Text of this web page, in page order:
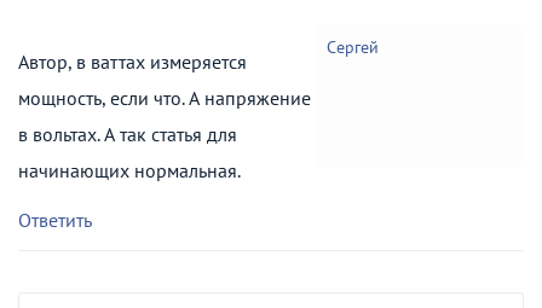
Сергей
Автор, в ваттах измеряется
мощность, если что. А напряжение
в вольтах. А так статья для
начинающих нормальная.
Ответить